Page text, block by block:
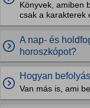
Könyvek, amiben
csak a karakterek
A nap- és
horoszkópot?
Hogyan
Van más is, ami